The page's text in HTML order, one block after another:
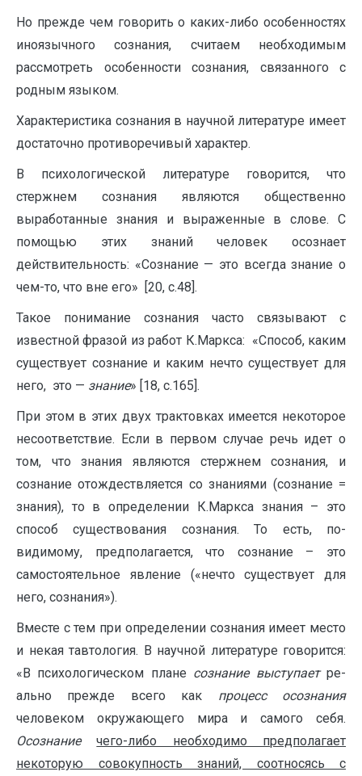
Но прежде чем говорить о каких-либо особенностях
иноязычного сознания, считаем необходимым
рассмотреть особенности сознания, связанного с
родным языком.
Характеристика сознания в научной литературе имеет
достаточно противоречивый характер.
В психологической литературе говорится, что
стержнем сознания являются общественно
выработанные знания и выраженные в слове. С
помощью этих знаний человек осознает
действительность: «Сознание — это всегда знание о
чем-то, что вне его» [20, с.48].
Такое понимание сознания часто связывают с
известной фразой из работ К.Маркса: «Способ, каким
существует сознание и каким нечто существует для
него, это — знание» [18, с.165].
При этом в этих двух трактовках имеется некоторое
несоответствие. Если в первом случае речь идет о
том, что знания являются стержнем сознания, и
сознание отождествляется со знаниями (сознание =
знания), то в определении К.Маркса знания – это
способ существования сознания. То есть, по-
видимому, предполагается, что сознание – это
самостоятельное явление («нечто существует для
него, сознания»).
Вместе с тем при определении сознания имеет место
и некая тавтология. В научной литературе говорится:
«В психологическом плане сознание выступаетре­
ально прежде всего как процесс осознания
человеком окружа­ющего мира и самого себя.
Осознание
чего-либо необходимо предполагает
некоторую совокупность знаний, соотносясь с